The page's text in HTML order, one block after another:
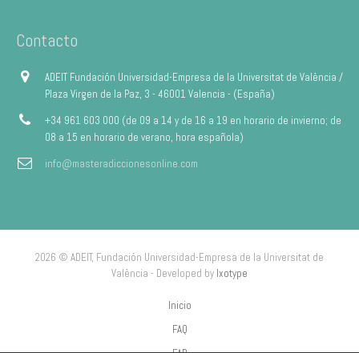
Contacto
ADEIT Fundación Universidad-Empresa de la Universitat de València /
Plaza Virgen de la Paz, 3 - 46001 Valencia - (España)
+34 961 603 000 (de 09 a 14 y de 16 a 19 en horario de invierno; de
08 a 15 en horario de verano, hora española)
info@masteradiccionesonline.com
2026 © ADEIT, Fundación Universidad-Empresa de la Universitat de
València - Developed by Ixotype
Inicio
FAQ